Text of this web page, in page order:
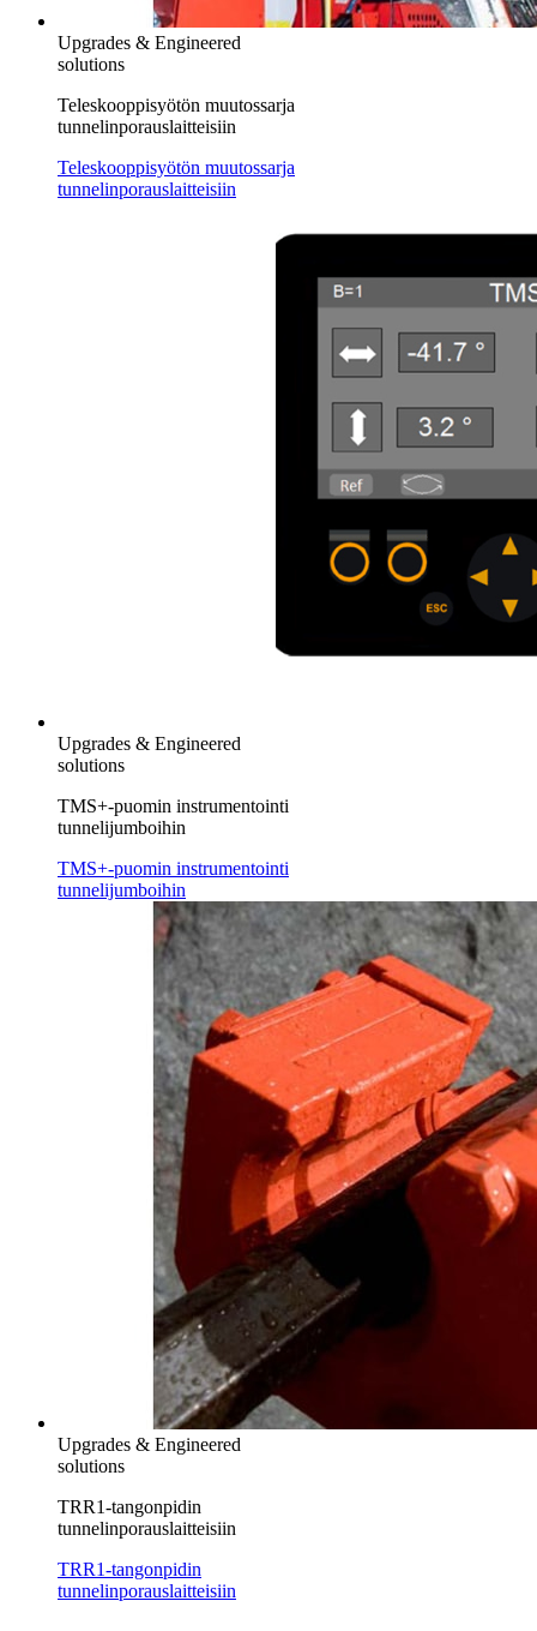
Upgrades & Engineered
solutions
Teleskooppisyötön muutossarja
tunnelinporauslaitteisiin
Teleskooppisyötön muutossarja
tunnelinporauslaitteisiin
Upgrades & Engineered
solutions
TMS+-puomin instrumentointi
tunnelijumboihin
TMS+-puomin instrumentointi
tunnelijumboihin
Upgrades & Engineered
solutions
TRR1-tangonpidin
tunnelinporauslaitteisiin
TRR1-tangonpidin
tunnelinporauslaitteisiin